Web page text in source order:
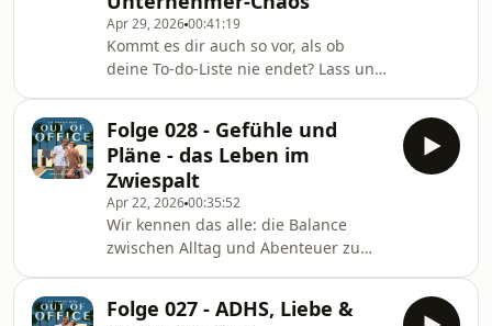
der OMR, über Selbstzweifel auf
großen Events, Frauen in der
Business-Welt, Mut zur Sichtbarkeit
und warum Selbstbewusstsein oft viel
anstrengender ist, als es von außen
aussieht.Gleichzeitig holen un
Apr 29, 202600:41:19
Kommt es dir auch so vor, als ob
deine To-do-Liste nie endet? Lass uns
Kaum denkst du, du hast ein Projekt
geschafft, tauchen sechs neue auf!
Ganz schön anstrengend, oder? Der
Druck, immer weiterzumachen, ist
einfach unerbittlich. Und wenn du
endlich etwas abhaken kannst, ist es,
als würde das Universum sagen:
„Nicht so schnell!
Folge 028 - Gefühle und
Pläne - das Leben im
Zwiespalt
Apr 22, 202600:35:52
Wir kennen das alle: die Balance
zwischen Alltag und Abenteuer zu
darüber, wie wir zwischen Normalität
Folge 027 - ADHS, Liebe &